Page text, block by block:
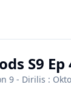
S9
9 - Dirilis :